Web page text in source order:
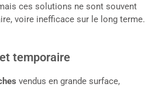
ces solutions ne sont souvent
voire inefficace sur le long terme.
temporaire
vendus en grande surface,